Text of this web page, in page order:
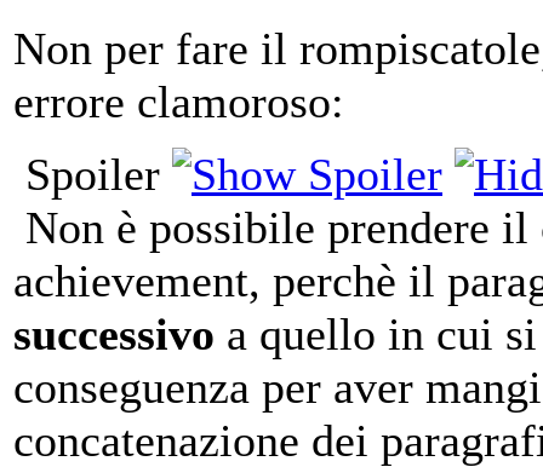
Non per fare il
errore clamoroso:
Spoiler
Non è possibile prendere
achievement, perchè il
successivo a quello in cui
conseguenza per aver
concatenazione dei